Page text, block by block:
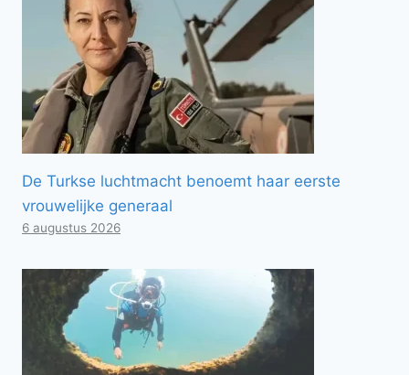
De Turkse luchtmacht benoemt haar eerste
vrouwelijke generaal
6 augustus 2026